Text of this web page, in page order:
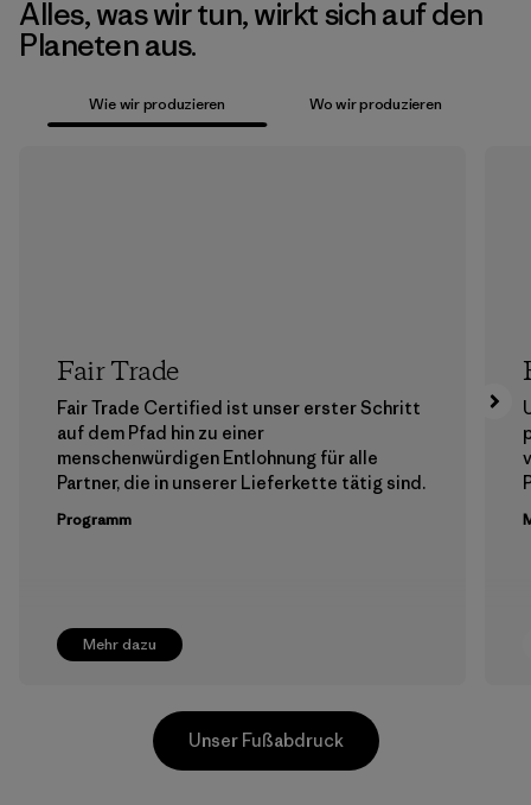
Alles, was wir tun, wirkt sich auf den
Planeten aus.
Wie wir produzieren Wo wir produzieren
Mehr dazu
Fair Trade
Fair Trade Certified ist unser erster Schritt
auf dem Pfad hin zu einer
menschenwürdigen Entlohnung für alle
Partner, die in unserer Lieferkette tätig sind.
Programm
Unser Fußabdruck